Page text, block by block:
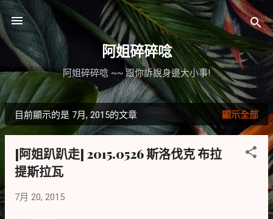
跳到主要內容
阿姐碎碎唸
阿姐碎碎唸 ~~ 跟你訴說身邊大小事!
發
文
目前顯示的是 7月, 2015的文章 顯示全部
[阿姐趴趴走] 2015.0526 斯洛伐克 布拉
提斯拉瓦
7月 20, 2015